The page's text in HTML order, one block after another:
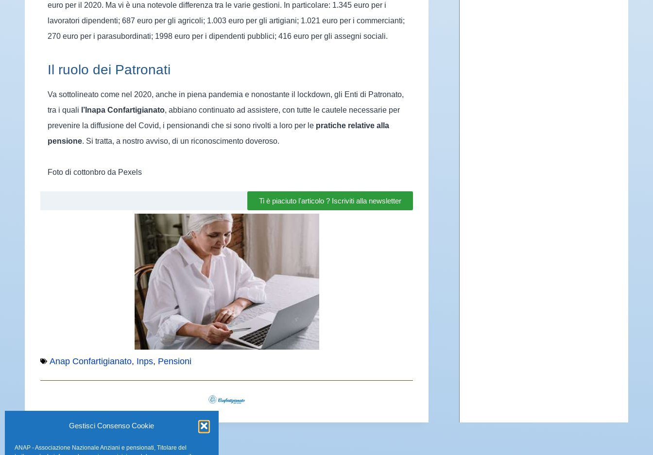
Gestisci Consenso Cookie
ANAP - Associazione Nazionale Anziani e pensionati, Titolare del
euro per il 2020. Ma vi è una notevole differenza tra le varie gestioni. In particolare: 1.345 euro per i
lavoratori dipendenti; 687 euro per gli agricoli; 1.003 euro per gli artigiani; 1.021 euro per i commercianti;
270 euro per i parasubordinati; 1998 euro per i dipendenti pubblici; 416 euro per gli assegni sociali.
Il ruolo dei Patronati
Va sottolineato come nel 2020, anche in piena pandemia e nonostante il lockdown, gli Enti di Patronato,
tra i quali l’Inapa Confartigianato, abbiano continuato ad assistere, con tutte le cautele necessarie per
prevenire la diffusione del Covid, i pensionandi che si sono rivolti a loro per le pratiche relative alla
pensione. Si tratta, a nostro avviso, di un riconoscimento doveroso.
Foto di cottonbro da Pexels
Ti è piaciuto l'articolo ? Iscriviti alla newsletter
Anap Confartigianato, Inps, Pensioni